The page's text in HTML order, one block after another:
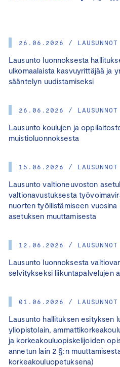
26.06.2026 / LAUSUNNOT
Lausunto luonnoksesta
ulkomaalaista kasvuyrittäjää ja
sääntelyn uudistamiseksi
26.06.2026 / LAUSUNNOT
Lausunto koulujen ja
muistioluonnoksesta
15.06.2026 / LAUSUNNOT
Lausunto valtioneuvoston
valtionavustuksesta
nuorten työllistämiseen vuosina
asetuksen muuttamisesta
12.06.2026 / LAUSUNNOT
Lausunto luonnoksesta
selvitykseksi liikuntapalvelujen
01.06.2026 / LAUSUNNOT
Lausunto hallituksen esityksen
yliopistolain,
ja korkeakouluopiskelijoiden
annetun lain 2 §:n
korkeakouluopetuksena)